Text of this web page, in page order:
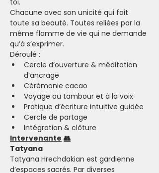
toi.
Chacune avec son unicité qui fait
toute sa beauté. Toutes reliées par la
même flamme de vie qui ne demande
qu’à s’exprimer.
Déroulé :
Cercle d’ouverture & méditation
d’ancrage
Cérémonie cacao
Voyage au tambour et à la voix
Pratique d’écriture intuitive guidée
Cercle de partage
Intégration & clôture
Intervenante 👥
Tatyana
Tatyana Hrechdakian est gardienne
d’espaces sacrés. Par diverses